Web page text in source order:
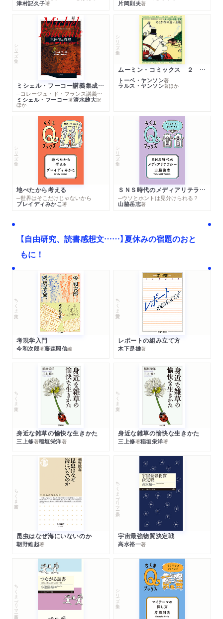
津村記久子著 片岡則夫著
シリーズ・全集
ミシェル・フーコー講義集成１０ 主体性と真理
─コレージュ・ド・フランス講義１９８０－１９８１年度
ミシェル・フーコー著清水雄大訳
ほか
シリーズ・全集
ムーミン・コミックス ２ あこがれの遠い土地
トーベ・ヤンソン著
ラルス・ヤンソン著ほか
シリーズ・全集
地べたから考える
─世界はそこだけじゃないから
ブレイディみかこ著
シリーズ・全集
ＳＮＳ時代のメディアリテラシー
─ウソとホントは見分けられる？
山脇岳志著
【自由研究、読書感想文……】夏休みの宿題のおと
もに！
ちくま文庫
考現学入門
今和次郎著藤森照信編
ちくま学芸文庫
レポートの組み立て方
木下是雄著
ちくま文庫
身近な雑草の愉快な生きかた
三上修著稲垣栄洋著
ちくま文庫
身近な雑草の愉快な生きかた
三上修著稲垣栄洋著
ちくま新書
昆虫はなぜ海にいないのか
朝野維起著
ちくまプリマー新書
宇宙最強物質決定戦
高水裕一著
ちくまプリマー新書 シリーズ・全集